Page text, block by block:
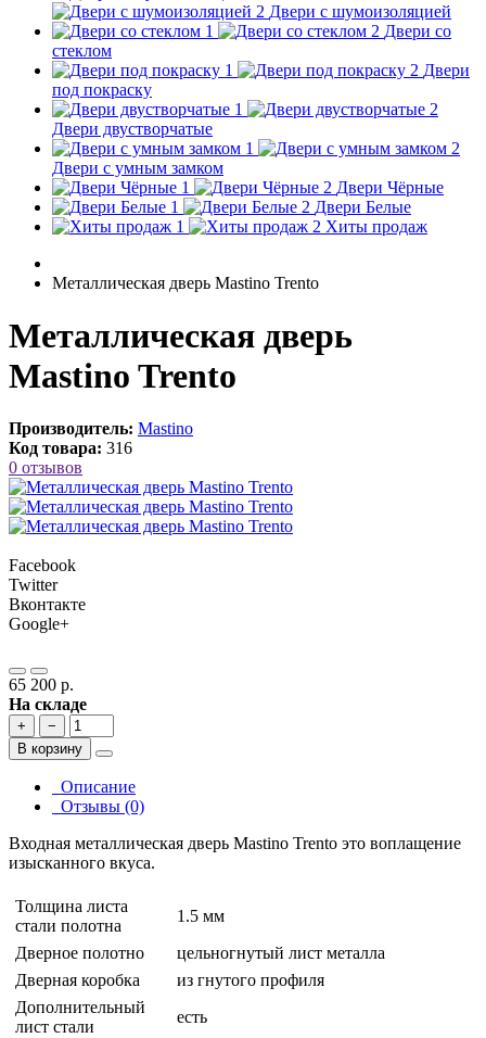
Двери с шумоизоляцией
Двери со
стеклом
Двери
под покраску
Двери двустворчатые
Двери с умным замком
Двери Чёрные
Двери Белые
Хиты продаж
Металлическая дверь Mastino Trento
Металлическая дверь
Mastino Trento
Производитель: Mastino
Код товара: 316
0 отзывов
Facebook
Twitter
Вконтакте
Google+
65 200 р.
На складе
+
−
В корзину
Описание
Отзывы (0)
Входная металлическая дверь Mastino Trento это воплащение
изысканного вкуса.
Толщина листа
стали полотна
1.5 мм
Дверное полотно
цельногнутый лист металла
Дверная коробка
из гнутого профиля
Дополнительный
лист стали
есть